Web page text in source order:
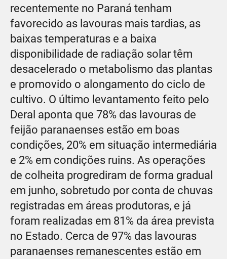
recentemente no Paraná tenham
favorecido as lavouras mais tardias, as
baixas temperaturas e a baixa
disponibilidade de radiação solar têm
desacelerado o metabolismo das plantas
e promovido o alongamento do ciclo de
cultivo. O último levantamento feito pelo
Deral aponta que 78% das lavouras de
feijão paranaenses estão em boas
condições, 20% em situação intermediária
e 2% em condições ruins. As operações
de colheita progrediram de forma gradual
em junho, sobretudo por conta de chuvas
registradas em áreas produtoras, e já
foram realizadas em 81% da área prevista
no Estado. Cerca de 97% das lavouras
paranaenses remanescentes estão em